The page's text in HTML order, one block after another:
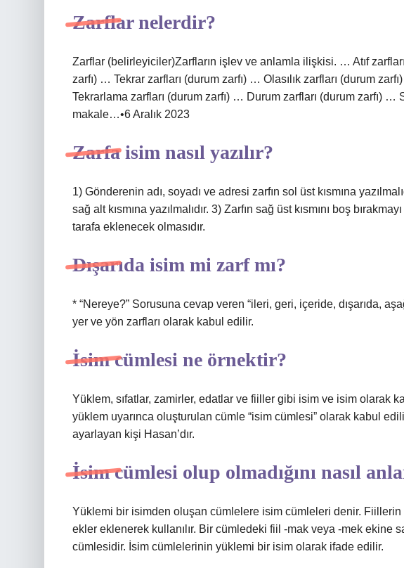
Zarflar nelerdir?
Zarflar (belirleyiciler)Zarfların işlev ve anlamla ilişkisi. … Atıf
zarfı) … Tekrar zarfları (durum zarfı) … Olasılık zarfları (durum
Tekrarlama zarfları (durum zarfı) … Durum zarfları (durum zarfı) …
makale…•6 Aralık 2023
Zarfa isim nasıl yazılır?
1) Gönderenin adı, soyadı ve adresi zarfın sol üst kısmına
sağ alt kısmına yazılmalıdır. 3) Zarfın sağ üst kısmını boş
tarafa eklenecek olmasıdır.
Dışarıda isim mi zarf mı?
* “Nereye?” Sorusuna cevap veren “ileri, geri, içeride, dışarıda,
yer ve yön zarfları olarak kabul edilir.
İsim cümlesi ne örnektir?
Yüklem, sıfatlar, zamirler, edatlar ve fiiller gibi isim ve isim olarak
yüklem uyarınca oluşturulan cümle “isim cümlesi” olarak kabul
ayarlayan kişi Hasan’dır.
İsim cümlesi olup olmadığını nasıl
Yüklemi bir isimden oluşan cümlelere isim cümleleri denir.
ekler eklenerek kullanılır. Bir cümledeki fiil -mak veya -mek ekine
cümlesidir. İsim cümlelerinin yüklemi bir isim olarak ifade edilir.